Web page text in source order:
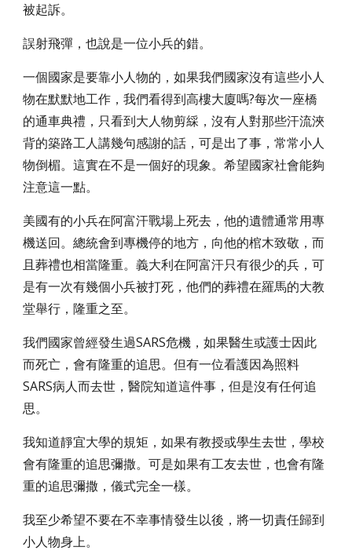
被起訴。
誤射飛彈，也說是一位小兵的錯。
一個國家是要靠小人物的，如果我們國家沒有這些小人
物在默默地工作，我們看得到高樓大廈嗎?每次一座橋
的通車典禮，只看到大人物剪綵，沒有人對那些汗流浹
背的築路工人講幾句感謝的話，可是出了事，常常小人
物倒楣。這實在不是一個好的現象。希望國家社會能夠
注意這一點。
美國有的小兵在阿富汗戰場上死去，他的遺體通常用專
機送回。總統會到專機停的地方，向他的棺木致敬，而
且葬禮也相當隆重。義大利在阿富汗只有很少的兵，可
是有一次有幾個小兵被打死，他們的葬禮在羅馬的大教
堂舉行，隆重之至。
我們國家曾經發生過SARS危機，如果醫生或護士因此
而死亡，會有隆重的追思。但有一位看護因為照料
SARS病人而去世，醫院知道這件事，但是沒有任何追
思。
我知道靜宜大學的規矩，如果有教授或學生去世，學校
會有隆重的追思彌撒。可是如果有工友去世，也會有隆
重的追思彌撒，儀式完全一樣。
我至少希望不要在不幸事情發生以後，將一切責任歸到
小人物身上。